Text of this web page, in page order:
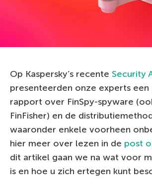
Op Kaspersky’s recente Security
presenteerden onze experts
rapport over FinSpy-spyware
FinFisher) en de
waaronder enkele voorheen
hier meer over lezen in de post
dit artikel gaan we na wat voor
is en hoe u zich ertegen kunt